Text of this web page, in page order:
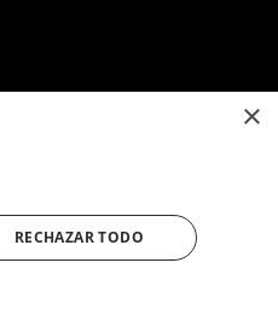
(02) 298 1300
×
RECHAZAR TODO